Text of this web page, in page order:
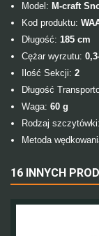
Model: M-craft
Kod produktu:
Długość: 185 cm
Cężar wyrzutu:
Ilość Sekcji: 2
Długość
Waga: 60 g
Rodzaj szczytówki:
Metoda
16 INNYCH